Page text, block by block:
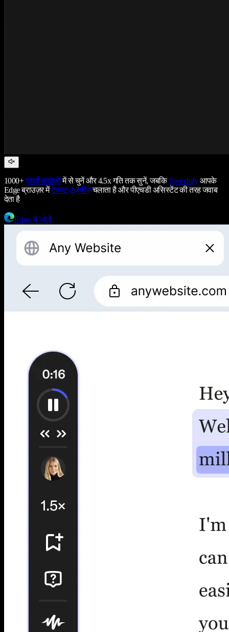
1000+एआई आवाज़ोंमें से चुनें और 4.5x गति तक सुनें, जबकिSpeechifyआपके
Edge ब्राउज़र मेंटेक्स्ट-टू-स्पीचचलाता है और पीएचडी असिस्टेंट की तरह जवाब
देता है
Edge में जोड़ें